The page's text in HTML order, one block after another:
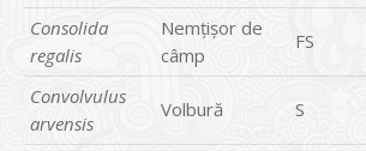
Consolida
regalis
Nemţişor de
câmp
FS
Convolvulus
arvensis
Volbură S